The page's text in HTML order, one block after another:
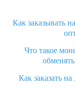
Как заказывать
Что такое
Как заказать